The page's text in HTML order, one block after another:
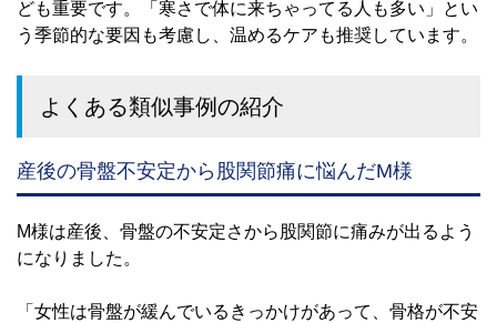
ども重要です。「寒さで体に来ちゃってる人も多い」とい
う季節的な要因も考慮し、温めるケアも推奨しています。
よくある類似事例の紹介
産後の骨盤不安定から股関節痛に悩んだM様
M様は産後、骨盤の不安定さから股関節に痛みが出るよう
になりました。
「女性は骨盤が緩んでいるきっかけがあって、骨格が不安